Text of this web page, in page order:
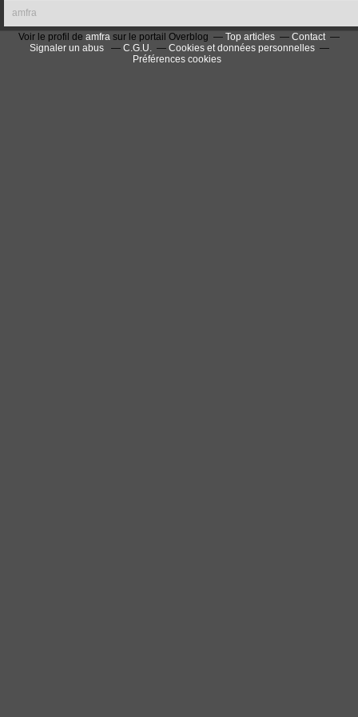
amfra
Voir le profil de amfra sur le portail Overblog Top articles
Contact
Signaler un abus
C.G.U.
Cookies et données personnelles
Préférences cookies